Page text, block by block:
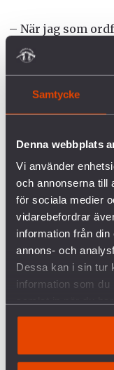
Samtycke
Denna webbplats
Vi använder
och annonserna till
för sociala medier
vidarebefordrar
information från
annons- och
Dessa kan i sin tur
information som du
– När jag som
ordföranden var
förr, alla segrar.
nostalgisk.
förstår vad man
EVA KELLSTRÖM
Pax nr 3 2016
FÖRETAGEN
VANLIGA
UKRAINA